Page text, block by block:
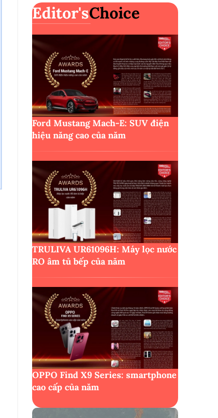
Editor'sChoice
Ford Mustang Mach-E: SUV điện
hiệu năng cao của năm
TRULIVA UR61096H: Máy lọc nước
RO âm tủ bếp của năm
OPPO Find X9 Series: smartphone
cao cấp của năm